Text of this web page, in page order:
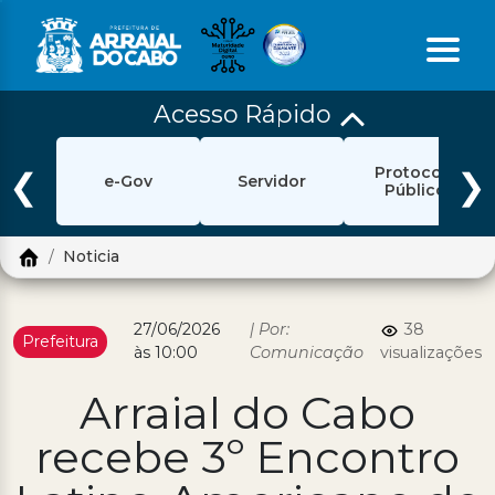
Início
Ouvidoria
Pesquisar
Política de Privacidade
Prefeitura
Diário Oficial
Acesso Rápido
❮ e-Gov Servidor
Protocolo
Público
❯
Noticia
Prefeitura
27/06/2026
às 10:00
| Por:
Comunicação
38
visualizações
Arraial do Cabo
recebe 3º Encontro